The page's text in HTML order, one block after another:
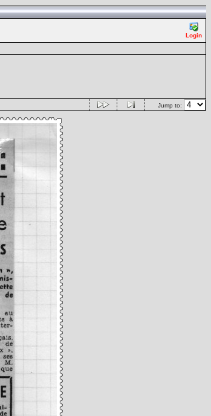
Login
Jump to: